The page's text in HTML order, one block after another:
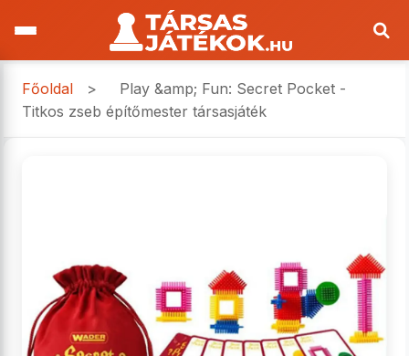
Főoldal >
Play &amp; Fun: Secret Pocket -
Titkos zseb építőmester társasjáték